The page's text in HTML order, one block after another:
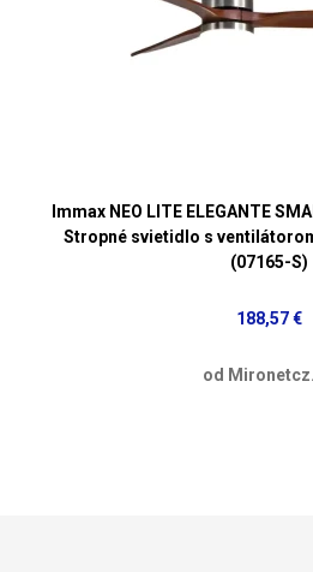
Immax NEO LITE ELEGANTE
Stropné svietidlo s
(07165-S)
188,57 €
od